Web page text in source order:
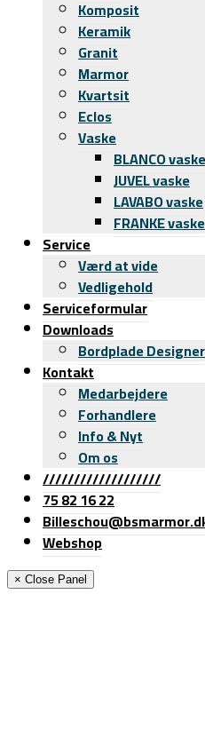
Komposit
Keramik
Granit
Marmor
Kvartsit
Eclos
Vaske
BLANCO vaske
JUVEL vaske
LAVABO vaske
FRANKE vaske
Service
Værd at vide
Vedligehold
Serviceformular
Downloads
Bordplade Designer
Kontakt
Medarbejdere
Forhandlere
Info & Nyt
Om os
///////////////////
75 82 16 22
Webshop
× Close Panel